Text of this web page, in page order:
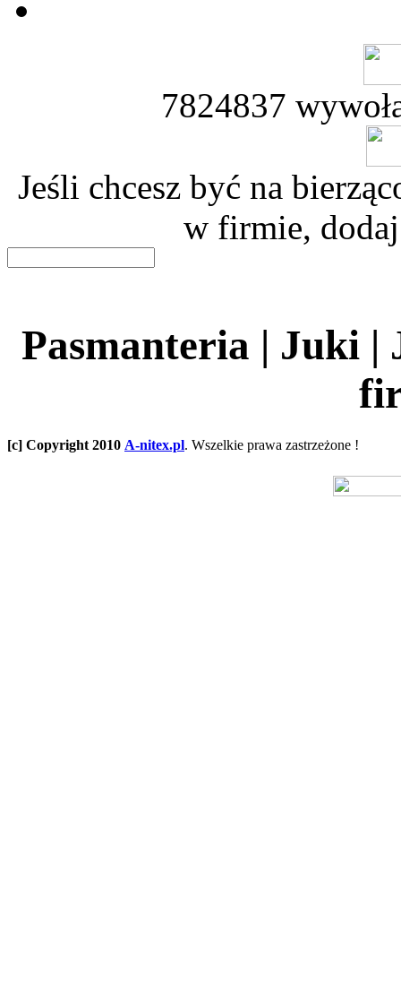
7824837
Jeśli chcesz być na
w firmie,
Pasmanteria | Juki |
[c] Copyright 2010 A-nitex.pl. Wszelkie prawa zastrzeżone !